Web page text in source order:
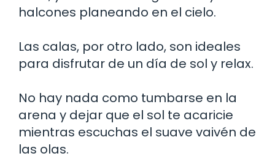
halcones planeando en el cielo.
Las calas, por otro lado, son ideales
para disfrutar de un día de sol y relax.
No hay nada como tumbarse en la
arena y dejar que el sol te acaricie
mientras escuchas el suave vaivén de
las olas.